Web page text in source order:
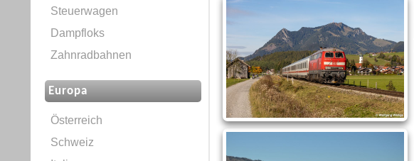
Steuerwagen
Dampfloks
Zahnradbahnen
Europa
Österreich
Schweiz